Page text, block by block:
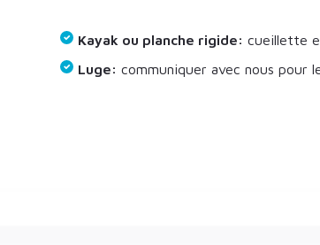
Kayak ou planche rigide: cueillette
Luge: communiquer avec nous pour